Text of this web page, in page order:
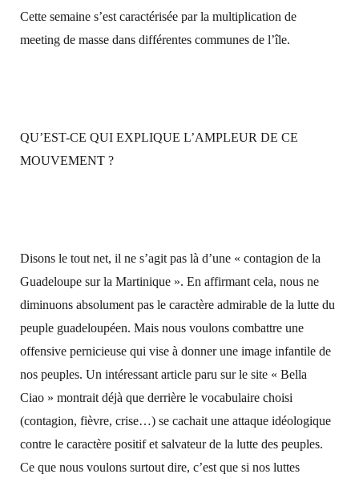
Cette semaine s’est caractérisée par la multiplication de
meeting de masse dans différentes communes de l’île.
QU’EST-CE QUI EXPLIQUE L’AMPLEUR DE CE
MOUVEMENT ?
Disons le tout net, il ne s’agit pas là d’une « contagion de la
Guadeloupe sur la Martinique ». En affirmant cela, nous ne
diminuons absolument pas le caractère admirable de la lutte du
peuple guadeloupéen. Mais nous voulons combattre une
offensive pernicieuse qui vise à donner une image infantile de
nos peuples. Un intéressant article paru sur le site « Bella
Ciao » montrait déjà que derrière le vocabulaire choisi
(contagion, fièvre, crise…) se cachait une attaque idéologique
contre le caractère positif et salvateur de la lutte des peuples.
Ce que nous voulons surtout dire, c’est que si nos luttes